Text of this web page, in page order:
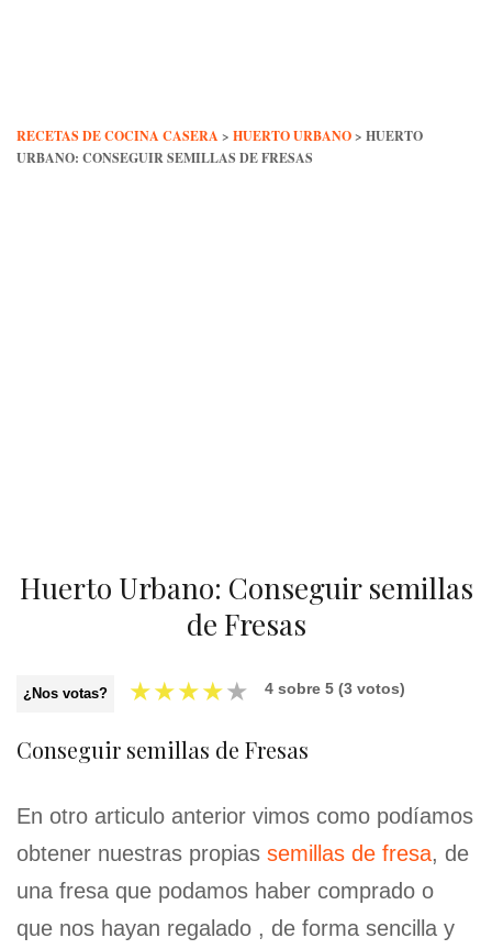
RECETAS DE COCINA CASERA > HUERTO URBANO> HUERTO
URBANO: CONSEGUIR SEMILLAS DE FRESAS
Huerto Urbano: Conseguir semillas
de Fresas
¿Nos votas? ★★★★★ 4 sobre 5 (3 votos)
Conseguir semillas de Fresas
En otro articulo anterior vimos como podíamos
obtener nuestras propias semillas de fresa, de
una fresa que podamos haber comprado o
que nos hayan regalado , de forma sencilla y